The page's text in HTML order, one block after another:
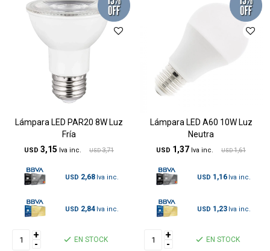
Lámpara LED PAR20 8W Luz
Fría
USD 3,15 USD 3,71
USD 2,68
USD 2,84
+
- EN STOCK
Lámpara LED A60 10W Luz
Neutra
USD 1,37 USD 1,61
USD 1,16
USD 1,23
+
- EN STOCK